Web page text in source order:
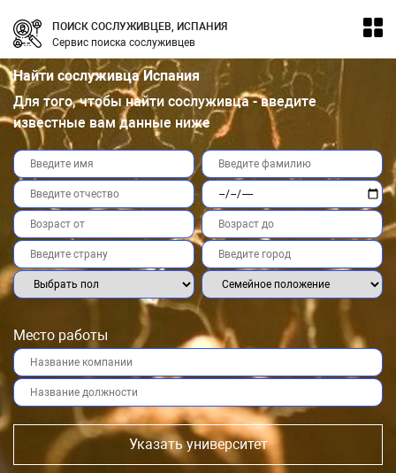
ПОИСК СОСЛУЖИВЦЕВ, ИСПАНИЯ
Сервис поиска сослуживцев
Найти сослуживца Испания
Для того, чтобы найти сослуживца - введите
известные вам данные ниже
Место работы
Указать университет